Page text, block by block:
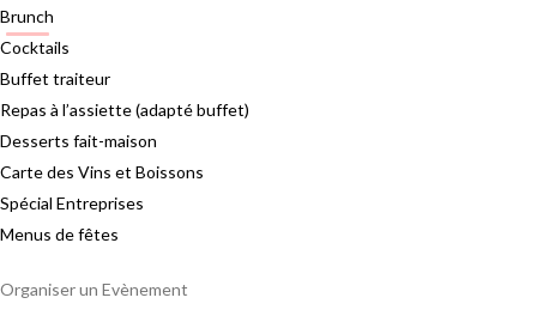
Brunch
Cocktails
Buffet traiteur
Repas à l’assiette (adapté buffet)
Desserts fait-maison
Carte des Vins et Boissons
Spécial Entreprises
Menus de fêtes
Organiser un Evènement